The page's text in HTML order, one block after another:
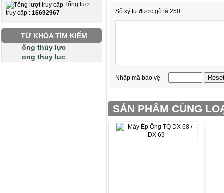
Tổng lượt
truy cập : 16692967
TỪ KHÓA TÌM KIẾM
ống thủy lực
ong thuy luc
Số ký tự được gõ là 250
Nhập mã bảo vệ
SẢN PHẨM CÙNG